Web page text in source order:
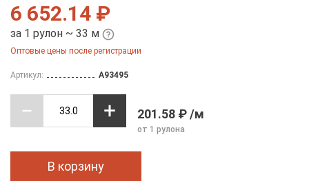
6 652.14 ₽
за 1 рулон ~ 33 м
Оптовые цены после регистрации
Артикул: A93495
201.58 ₽ /м
от 1 рулона
В корзину